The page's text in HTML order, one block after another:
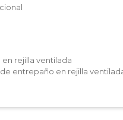
rejilla ventilada
entrepaño en rejilla